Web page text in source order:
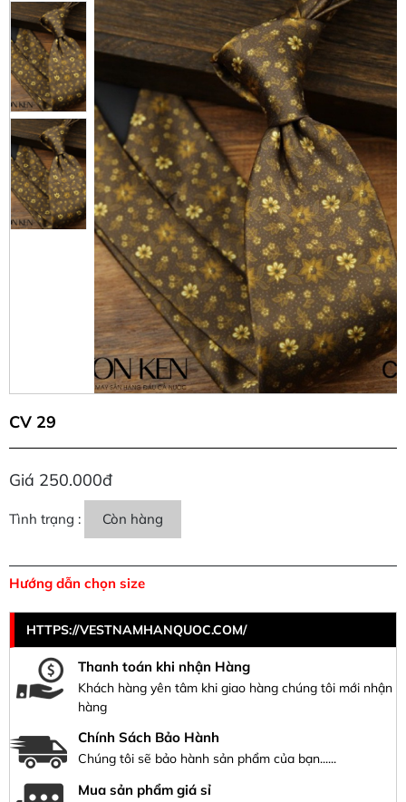
CV 29
Giá 250.000đ
Tình trạng : Còn hàng
Hướng dẫn chọn size
HTTPS://VESTNAMHANQUOC.COM/
Thanh toán khi nhận Hàng
Khách hàng yên tâm khi giao hàng chúng tôi mới nhận
hàng
Chính Sách Bảo Hành
Chúng tôi sẽ bảo hành sản phẩm của bạn......
Mua sản phẩm giá sỉ